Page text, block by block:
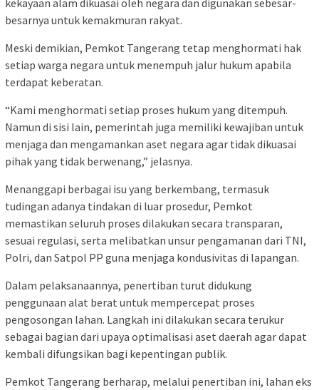
kekayaan alam dikuasai oleh negara dan digunakan sebesar-
besarnya untuk kemakmuran rakyat.
Meski demikian, Pemkot Tangerang tetap menghormati hak
setiap warga negara untuk menempuh jalur hukum apabila
terdapat keberatan.
“Kami menghormati setiap proses hukum yang ditempuh.
Namun di sisi lain, pemerintah juga memiliki kewajiban untuk
menjaga dan mengamankan aset negara agar tidak dikuasai
pihak yang tidak berwenang,” jelasnya.
Menanggapi berbagai isu yang berkembang, termasuk
tudingan adanya tindakan di luar prosedur, Pemkot
memastikan seluruh proses dilakukan secara transparan,
sesuai regulasi, serta melibatkan unsur pengamanan dari TNI,
Polri, dan Satpol PP guna menjaga kondusivitas di lapangan.
Dalam pelaksanaannya, penertiban turut didukung
penggunaan alat berat untuk mempercepat proses
pengosongan lahan. Langkah ini dilakukan secara terukur
sebagai bagian dari upaya optimalisasi aset daerah agar dapat
kembali difungsikan bagi kepentingan publik.
Pemkot Tangerang berharap, melalui penertiban ini, lahan eks